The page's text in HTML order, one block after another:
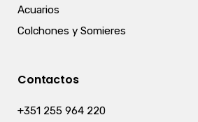
Acuarios
Colchones y Somieres
Contactos
+351 255 964 220